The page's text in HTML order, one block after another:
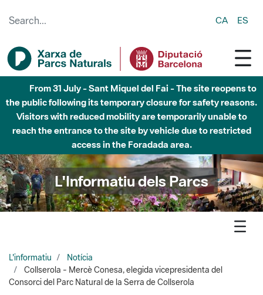
CA ES
From 31 July - Sant Miquel del Fai - The site reopens to
the public following its temporary closure for safety reasons.
Visitors with reduced mobility are temporarily unable to
reach the entrance to the site by vehicle due to restricted
access in the Foradada area.
L'Informatiu dels Parcs
L'informatiu
Notícia
Collserola - Mercè Conesa, elegida vicepresidenta del
Consorci del Parc Natural de la Serra de Collserola